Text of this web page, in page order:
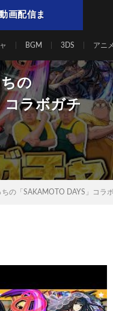
画配信ま
BGM 3DS アニ
の
コラボガチ
ちの「SAKAMOTO DAYS」コラ